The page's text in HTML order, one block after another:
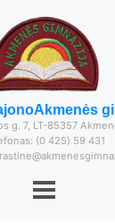
Akmenės
g. 7, LT-85357
(0 425) 59 431